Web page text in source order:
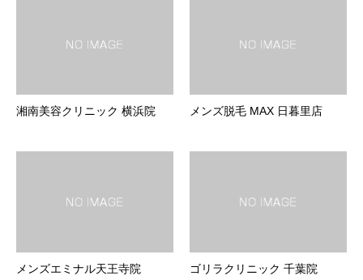
湘南美容クリニック 横浜院 メンズ脱毛 MAX 日暮里店
メンズエミナル天王寺院 ゴリラクリニック 千葉院